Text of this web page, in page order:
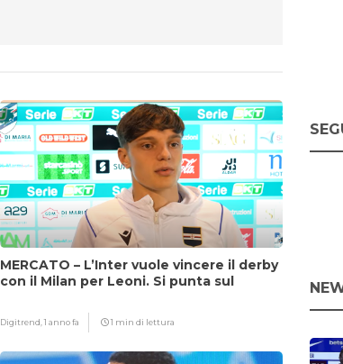
MERCATO – L’Inter vuole vincere il derby
con il Milan per Leoni. Si punta sul
Digitrend,1 anno fa 1 min di lettura